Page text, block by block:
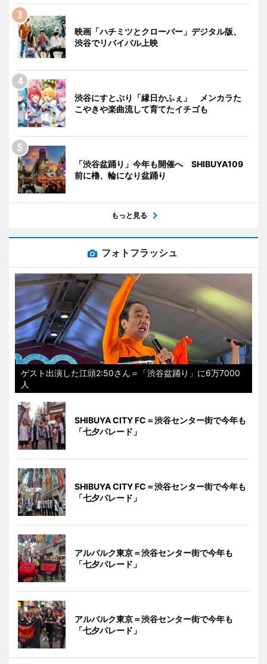
映画「ハチミツとクローバー」デジタル版、
渋谷でリバイバル上映
渋谷にすとぷり「縁日かふぇ」 メンカラた
こやきや楽曲流して育てたイチゴも
「渋谷盆踊り」今年も開催へ SHIBUYA109
前に櫓、輪になり盆踊り
もっと見る
フォトフラッシュ
ゲスト出演した江頭2:50さん＝「渋谷盆踊り」に6万7000
人
SHIBUYA CITY FC＝渋谷センター街で今年も
「七夕パレード」
SHIBUYA CITY FC＝渋谷センター街で今年も
「七夕パレード」
アルバルク東京＝渋谷センター街で今年も
「七夕パレード」
アルバルク東京＝渋谷センター街で今年も
「七夕パレード」